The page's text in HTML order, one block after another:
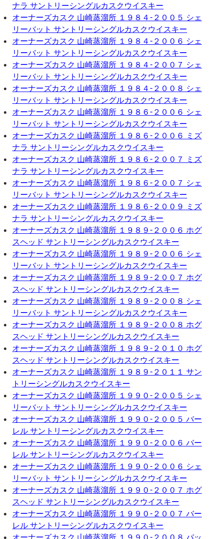
ナラ サントリーシングルカスクウイスキー
オーナーズカスク 山崎蒸溜所 １９８４-２００５ シェ
リーバット サントリーシングルカスクウイスキー
オーナーズカスク 山崎蒸溜所 １９８４-２００６ シェ
リーバット サントリーシングルカスクウイスキー
オーナーズカスク 山崎蒸溜所 １９８４-２００７ シェ
リーバット サントリーシングルカスクウイスキー
オーナーズカスク 山崎蒸溜所 １９８４-２００８ シェ
リーバット サントリーシングルカスクウイスキー
オーナーズカスク 山崎蒸溜所 １９８６-２００６ シェ
リーバット サントリーシングルカスクウイスキー
オーナーズカスク 山崎蒸溜所 １９８６-２００６ ミズ
ナラ サントリーシングルカスクウイスキー
オーナーズカスク 山崎蒸溜所 １９８６-２００７ ミズ
ナラ サントリーシングルカスクウイスキー
オーナーズカスク 山崎蒸溜所 １９８６-２００７ シェ
リーバット サントリーシングルカスクウイスキー
オーナーズカスク 山崎蒸溜所 １９８６-２００９ ミズ
ナラ サントリーシングルカスクウイスキー
オーナーズカスク 山崎蒸溜所 １９８９-２００６ ホグ
スヘッド サントリーシングルカスクウイスキー
オーナーズカスク 山崎蒸溜所 １９８９-２００６ シェ
リーバット サントリーシングルカスクウイスキー
オーナーズカスク 山崎蒸溜所 １９８９-２００７ ホグ
スヘッド サントリーシングルカスクウイスキー
オーナーズカスク 山崎蒸溜所 １９８９-２００８ シェ
リーバット サントリーシングルカスクウイスキー
オーナーズカスク 山崎蒸溜所 １９８９-２００８ ホグ
スヘッド サントリーシングルカスクウイスキー
オーナーズカスク 山崎蒸溜所 １９８９-２０１０ ホグ
スヘッド サントリーシングルカスクウイスキー
オーナーズカスク 山崎蒸溜所 １９８９-２０１１ サン
トリーシングルカスクウイスキー
オーナーズカスク 山崎蒸溜所 １９９０-２００５ シェ
リーバット サントリーシングルカスクウイスキー
オーナーズカスク 山崎蒸溜所 １９９０-２００５ バー
レル サントリーシングルカスクウイスキー
オーナーズカスク 山崎蒸溜所 １９９０-２００６ バー
レル サントリーシングルカスクウイスキー
オーナーズカスク 山崎蒸溜所 １９９０-２００６ シェ
リーバット サントリーシングルカスクウイスキー
オーナーズカスク 山崎蒸溜所 １９９０-２００７ ホグ
スヘッド サントリーシングルカスクウイスキー
オーナーズカスク 山崎蒸溜所 １９９０-２００７ バー
レル サントリーシングルカスクウイスキー